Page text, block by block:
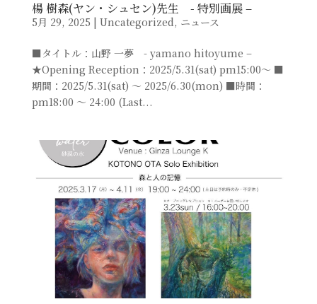
楊 樹森(ヤン・シュセン)先生 - 特別画展 –
5月 29, 2025 | Uncategorized, ニュース
■タイトル：山野 一夢 - yamano hitoyume –
★Opening Reception：2025/5.31(sat) pm15:00～ ■
期間：2025/5.31(sat) ～ 2025/6.30(mon) ■時間：
pm18:00 ～ 24:00 (Last...